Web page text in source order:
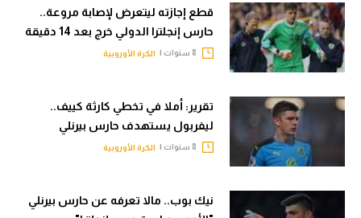
قطع إجازته ليتعرض لإصابة مروعة..
حارس إنجلترا الدولي خرج بعد 14 دقيقة
الكرة الأوروبية
تقرير: أملا في تخطي كارثة كييف..
ليفربول يستهدف حارس بيرنلي
الكرة الأوروبية
نيك بوب.. مالا تعرفه عن حارس بيرنلي